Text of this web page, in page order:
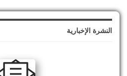
النشرة الإخبارية